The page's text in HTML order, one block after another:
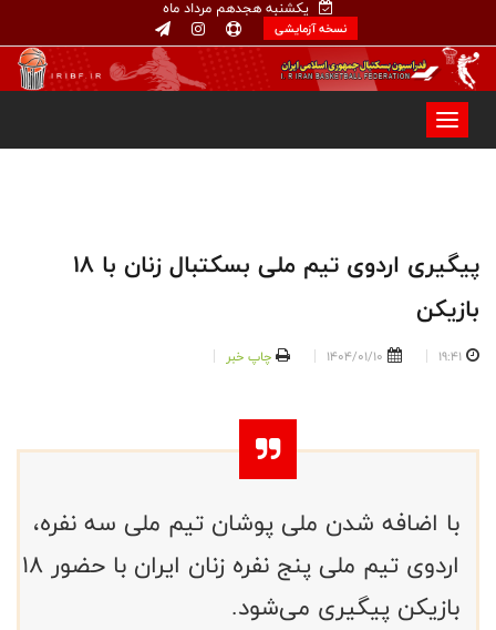
یکشنبه هجدهم مرداد ماه
نسخه آزمایشی
پیگیری اردوی تیم ملی بسکتبال زنان با ۱۸
بازیکن
19:41
1404/01/10 چاپ خبر
با اضافه شدن ملی پوشان تیم ملی سه نفره،
اردوی تیم ملی پنج نفره زنان ایران با حضور ۱۸
بازیکن پیگیری می‌شود.